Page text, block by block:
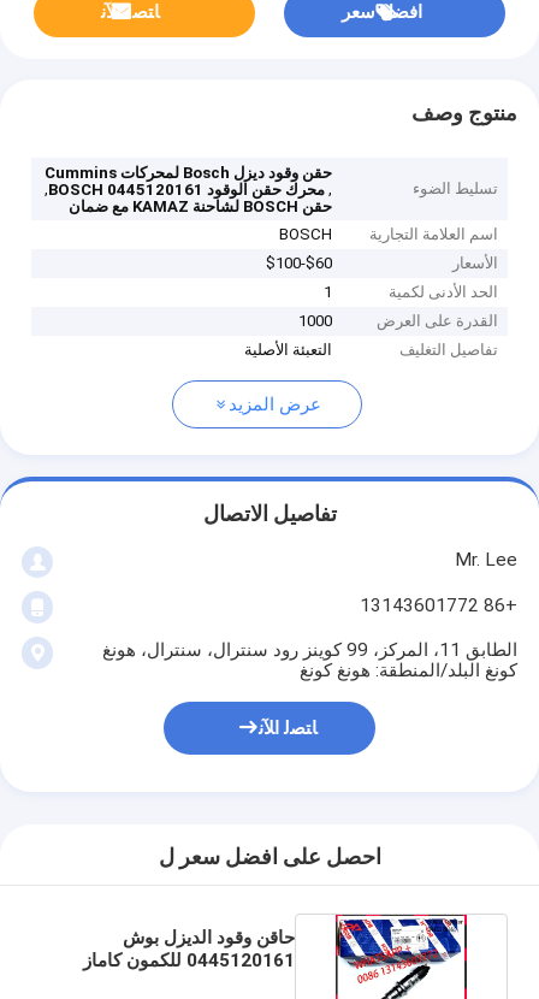
افضل سعر ﺎﺘﺼﻟ ﺍﻶﻧ
منتوج وصف
تسليط الضوء
حقن وقود ديزل Bosch لمحركات Cummins
,محرك حقن الوقود BOSCH 0445120161
,
حقن BOSCH لشاحنة KAMAZ مع ضمان
اسم العلامة التجارية
BOSCH
الأسعار
$60-$100
الحد الأدنى لكمية
1
القدرة على العرض
1000
تفاصيل التغليف
التعبئة الأصلية
عرض المزيد
تفاصيل الاتصال
Mr. Lee
+86 13143601772
الطابق 11، المركز، 99 كوينز رود سنترال، سنترال، هونغ
كونغ البلد/المنطقة: هونغ كونغ
ﺎﺘﺼﻟ ﺍﻶﻧ
احصل على افضل سعر ل
حاقن وقود الديزل بوش
0445120161 للكمون كاماز